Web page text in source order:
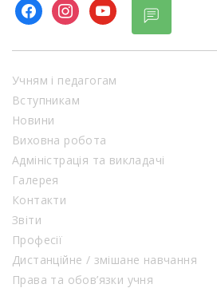
Учням і педагогам
Вступникам
Новини
Виховна робота
Адміністрація та викладачі
Галерея
Контакти
Звіти
Професії
Дистанційне / змішане навчання
Права та обов’язки учня